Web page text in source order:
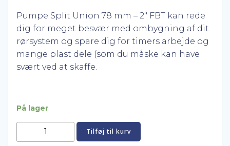
Pumpe Split Union 78 mm – 2″ FBT kan rede
dig for meget besvær med ombygning af dit
rørsystem og spare dig for timers arbejde og
mange plast dele (som du måske kan have
svært ved at skaffe.
På lager
Pumpe
Split
Tilføj til kurv